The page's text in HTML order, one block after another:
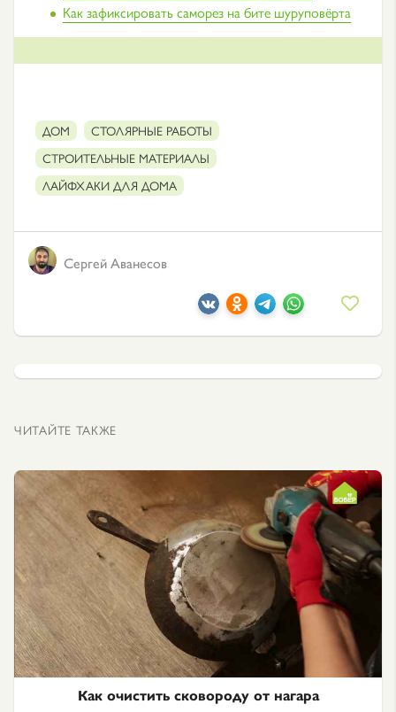
Как зафиксировать саморез на бите шуруповёрта
ДОМ
СТОЛЯРНЫЕ РАБОТЫ
СТРОИТЕЛЬНЫЕ МАТЕРИАЛЫ
ЛАЙФХАКИ ДЛЯ ДОМА
Сергей Аванесов
ЧИТАЙТЕ ТАКЖЕ
Как очистить сковороду от нагара